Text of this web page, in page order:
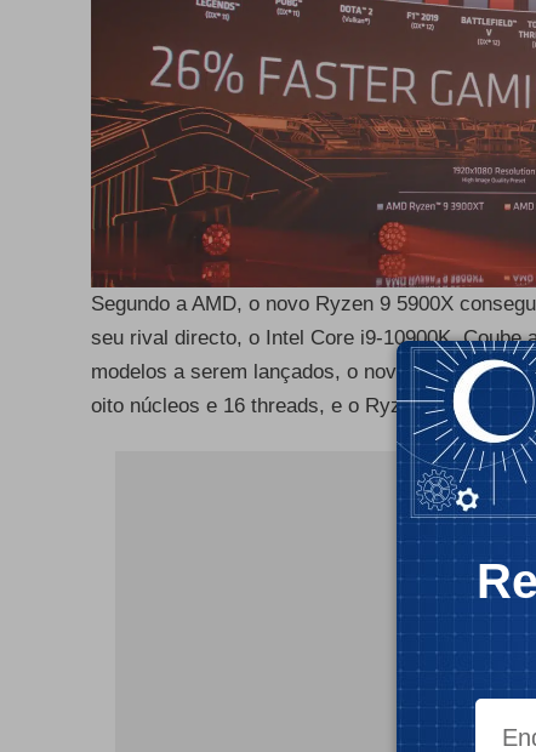
Segundo a AMD, o novo Ryzen 9 5900X
seu rival directo, o Intel Core i9-10900K.
modelos a serem lançados, o novo Ryzen 9
oito núcleos e 16 threads, e o Ryzen 5 5600X,
-